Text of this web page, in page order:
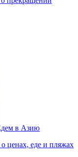
в Азию
ценах, еде и пляжах